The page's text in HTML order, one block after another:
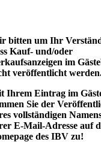
bitten um Ihr
Kauf- und/oder
im
veröffentlicht
Ihrem Eintrag im
Sie der
vollständigen
E-Mail-Adresse auf
des IBV zu!